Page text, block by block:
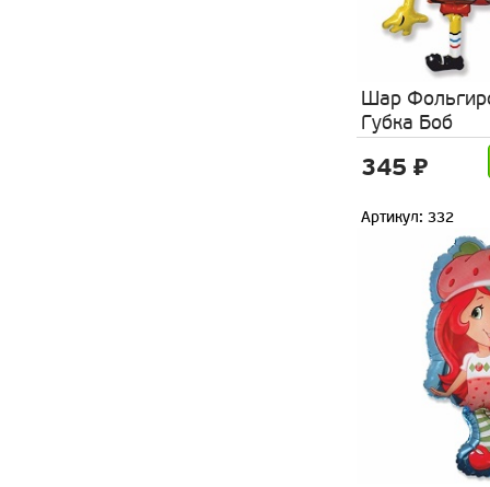
Шар
Губка Боб
345 ₽
Артикул: 332